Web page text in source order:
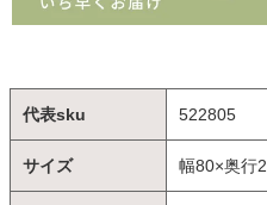
代表sku 522805
サイズ 幅80×奥行